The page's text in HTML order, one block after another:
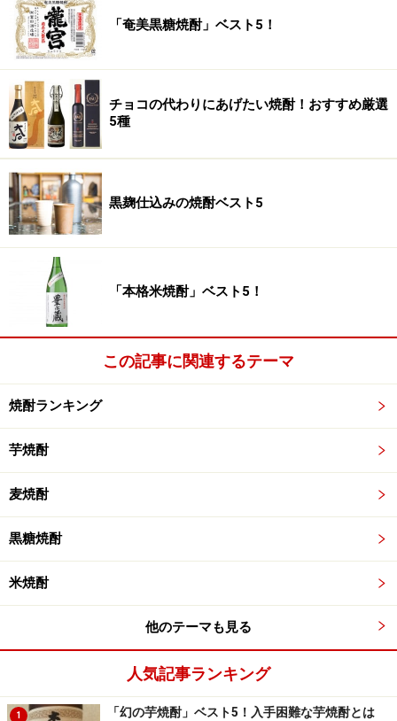
真正銘の本格芋焼酎だ。
5位：一番雫
「奄美黒糖焼酎」ベスト5！
チョコの代わりにあげたい焼酎！おすすめ厳選
5種
黒麹仕込みの焼酎ベスト5
「本格米焼酎」ベスト5！
この記事に関連するテーマ
焼酎ランキング
芋焼酎
麦焼酎
黒糖焼酎
米焼酎
他のテーマも見る
人気記事ランキング
1 「幻の芋焼酎」ベスト5！入手困難な芋焼酎とは